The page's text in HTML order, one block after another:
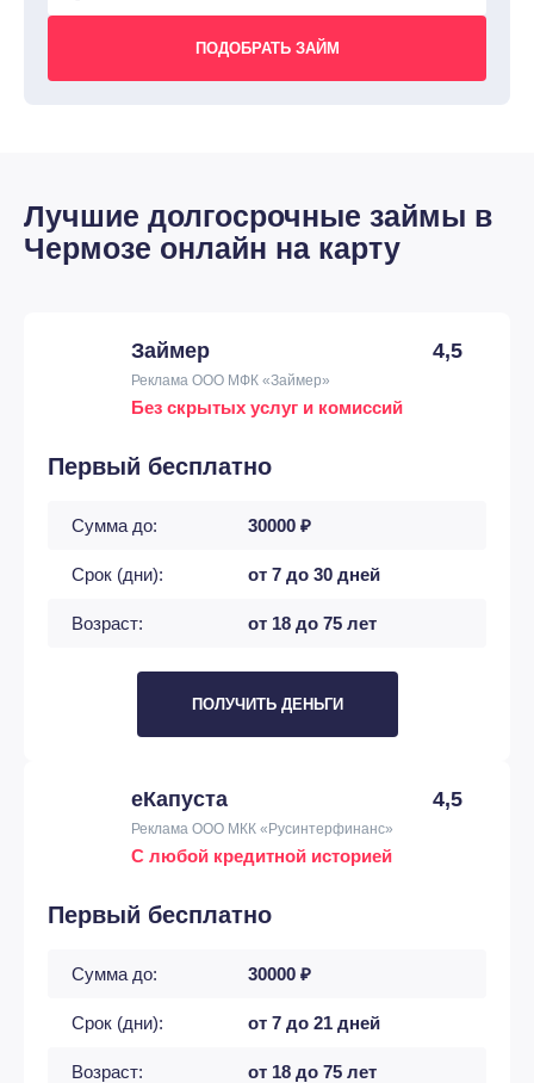
Лучшие долгосрочные займы в
Чермозе онлайн на карту
Займер 4,5
Реклама ООО МФК «Займер»
Без скрытых услуг и комиссий
Первый бесплатно
Сумма до: 30000 ₽
Срок (дни): от 7 до 30 дней
Возраст: от 18 до 75 лет
ПОЛУЧИТЬ ДЕНЬГИ
еКапуста 4,5
Реклама ООО МКК «Русинтерфинанс»
С любой кредитной историей
Первый бесплатно
Сумма до: 30000 ₽
Срок (дни): от 7 до 21 дней
Возраст: от 18 до 75 лет